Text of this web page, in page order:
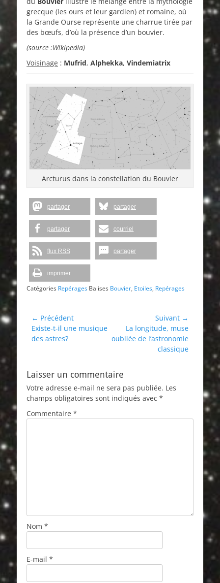
grecque (les ours et leur gardien) et romaine, où
la Grande Ourse représente une charrue tirée par
des bœufs, d’où la présence d’un bouvier.
(source :Wikipedia)
Voisinage : Mufrid, Alphekka, Vindemiatrix
Arcturus dans la constellation du Bouvier
partager partager
partager courriel
flux RSS partager
imprimer
Catégories Repérages Balises Bouvier, Etoiles, Repérages
Navigation
de
l’article
← Précédent
Article
précédent :
Existe-t-il une musique
des astres?
Suivant →
Article
suivant :
La longitude, muse
oubliée de l’astronomie
classique
Laisser un commentaire
Votre adresse e-mail ne sera pas publiée. Les
champs obligatoires sont indiqués avec *
Commentaire *
Nom *
E-mail *